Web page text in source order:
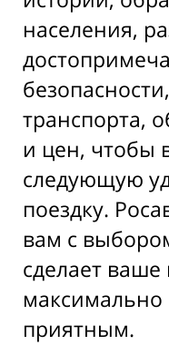
населения,
транспорта,
и цен, чтобы
следующую
поездку.
вам с
сделает ваше
приятным.